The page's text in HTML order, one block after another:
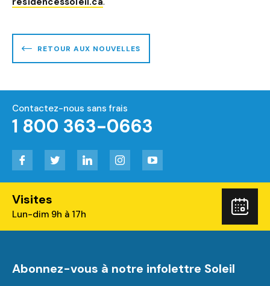
RETOUR AUX NOUVELLES
Contactez-nous sans frais
1 800 363-0663
Facebook Twitter LinkedIn Instagram
Visites
Lun-dim 9h à 17h
Abonnez-vous à notre infolettre Soleil